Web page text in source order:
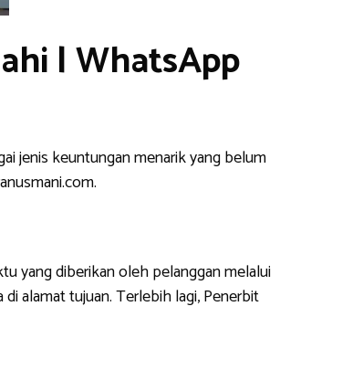
| WhatsApp
jenis keuntungan menarik yang belum
yang diberikan oleh pelanggan melalui
alamat tujuan. Terlebih lagi, Penerbit